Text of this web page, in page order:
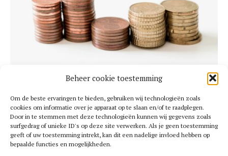
Beheer cookie toestemming
Om de beste ervaringen te bieden, gebruiken wij technologieën zoals
cookies om informatie over je apparaat op te slaan en/of te raadplegen.
Door in te stemmen met deze technologieën kunnen wij gegevens zoals
surfgedrag of unieke ID's op deze site verwerken. Als je geen toestemming
geeft of uw toestemming intrekt, kan dit een nadelige invloed hebben op
bepaalde functies en mogelijkheden.
belangrijker wordt
8 juli 2026